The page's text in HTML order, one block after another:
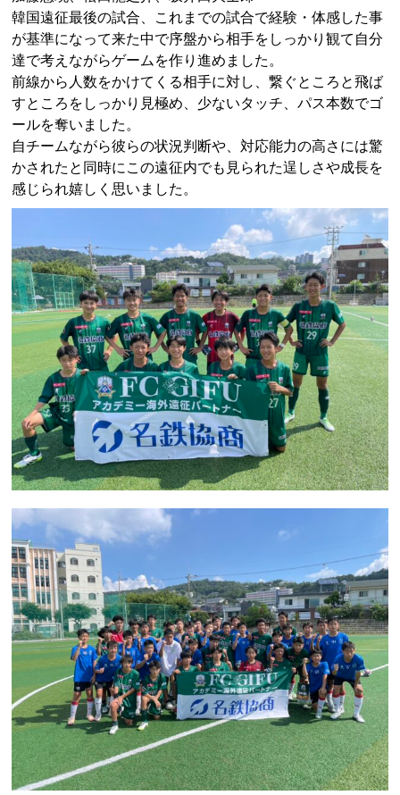
韓国遠征最後の試合、これまでの試合で経験・体感した事
が基準になって来た中で序盤から相手をしっかり観て自分
達で考えながらゲームを作り進めました。
前線から人数をかけてくる相手に対し、繋ぐところと飛ば
すところをしっかり見極め、少ないタッチ、パス本数でゴ
ールを奪いました。
自チームながら彼らの状況判断や、対応能力の高さには驚
かされたと同時にこの遠征内でも見られた逞しさや成長を
感じられ嬉しく思いました。